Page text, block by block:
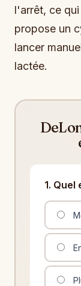
l'arrêt, ce
propose un
lancer
lactée.
1. Quel